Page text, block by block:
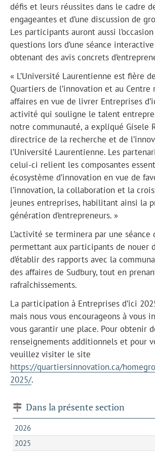
défis et leurs réussites dans le cadre
engageantes et d’une discussion de
Les participants auront aussi
questions lors d’une séance
obtenant des avis concrets
« L’Université Laurentienne est fière
Quartiers de l’innovation et au Centre
affaires en vue de livrer Entreprises
activité qui souligne le talent
notre communauté, a expliqué Gisele
directrice de la recherche et de
l’Université Laurentienne. Les
celui-ci relient les composantes
écosystème d’innovation en vue de
l’innovation, la collaboration et la
jeunes entreprises, habilitant ainsi la
génération d’entrepreneurs. »
L’activité se terminera par une séance
permettant aux participants de nouer
d’établir des rapports avec la
des affaires de Sudbury, tout en
rafraîchissements.
La participation à Entreprises d’ici
mais nous vous encourageons à vous
vous garantir une place. Pour obtenir
renseignements additionnels et pour
veuillez visiter le site
https://quartiersinnovation.ca/
2025/.
Dans la présente section
2026
2025